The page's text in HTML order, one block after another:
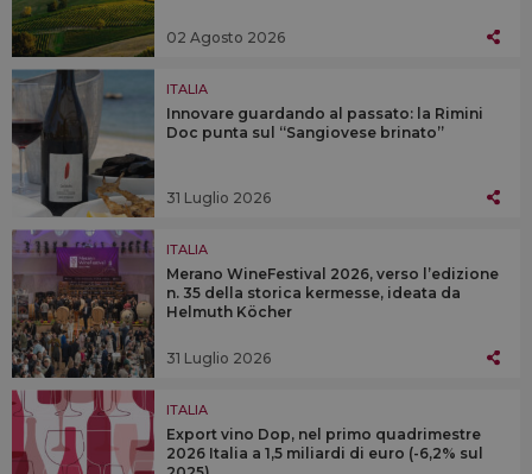
02 Agosto 2026
ITALIA
Innovare guardando al passato: la Rimini
Doc punta sul “Sangiovese brinato”
31 Luglio 2026
ITALIA
Merano WineFestival 2026, verso l’edizione
n. 35 della storica kermesse, ideata da
Helmuth Köcher
31 Luglio 2026
ITALIA
Export vino Dop, nel primo quadrimestre
2026 Italia a 1,5 miliardi di euro (-6,2% sul